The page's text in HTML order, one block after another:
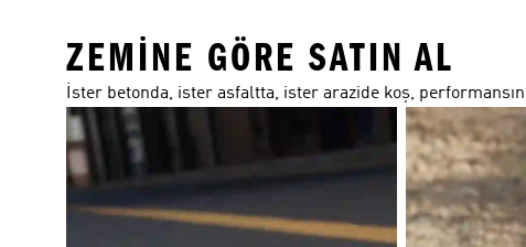
ZEMINE GÖRE SATIN AL
İster betonda, ister asfaltta, ister arazide koş,